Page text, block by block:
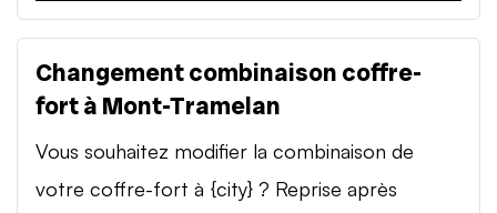
Changement combinaison coffre-
fort à Mont-Tramelan
Vous souhaitez modifier la combinaison de
votre coffre-fort à {city} ? Reprise après